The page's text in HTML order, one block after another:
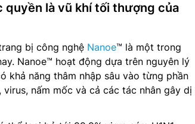
quyền là vũ khí tối thượng của
bị công nghệ Nanoe™ là một trong
Nanoe™ hoạt động dựa trên nguyên lý
khả năng thâm nhập sâu vào từng phần
nấm mốc và cả các tác nhân gây dị